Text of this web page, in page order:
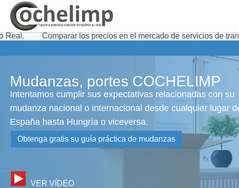
los precios en el mercado de servicios de transporte de
Mudanzas, portes COCHELIMP
Intentamos cumplir sus expectativas relacionadas con su
mudanza nacional o internacional desde cualquier lugar
España hasta Hungría o viceversa.
Obtenga gratis su guía práctica de mudanzas
VER VÍDEO